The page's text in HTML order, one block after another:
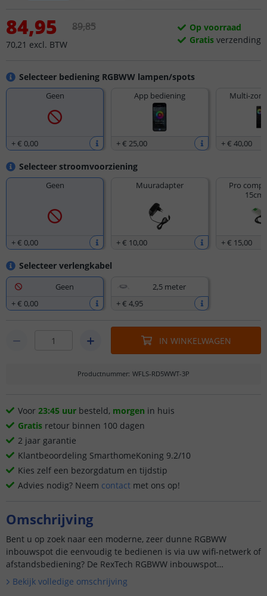
Selecteer bediening RGBWW lampen/spots
Geen
+€ 0,00
App bediening
+€ 25,00
Multi-
+€ 40,00
Selecteer stroomvoorziening
Geen
+€ 0,00
Muuradapter
+€ 10,00
Pro
15cm
+€ 15,00
Selecteer verlengkabel
Geen
+€ 0,00
2,5 meter
+€ 4,95
84,95
70,21 excl. BTW
89,85
Op voorraad
Gratis verzending
IN WINKELWAGEN
Productnummer: WFLS-RD5WWT-3P
Voor 23:45 uur besteld, morgen in huis
Gratis retour binnen 100 dagen
2 jaar garantie
Klantbeoordeling SmarthomeKoning 9.2/10
Kies zelf een bezorgdatum en tijdstip
Advies nodig? Neem contact met ons op!
Omschrijving
Bent u op zoek naar een moderne, zeer dunne RGBWW
inbouwspot die eenvoudig te bedienen is via uw wifi-netwerk of
afstandsbediening? De RexTech RGBWW inbouwspot
combineert een strak design met veelzijdige functies en biedt u
de ultieme co...
Bekijk volledige omschrijving